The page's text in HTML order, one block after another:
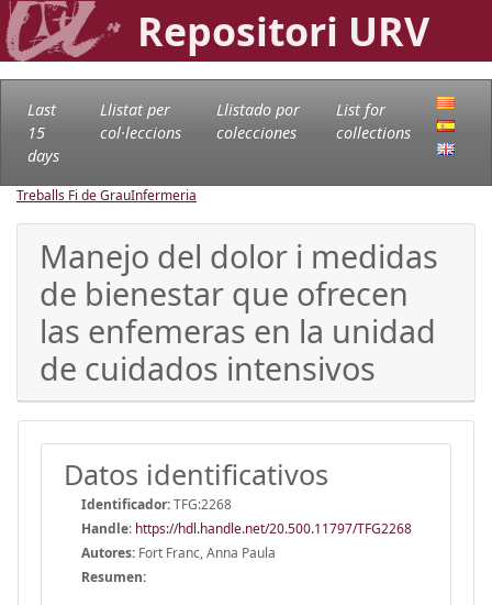
Repositori URV
Last
15
days
Llistat per
col·leccions
Llistado por
colecciones
List for
collections
Treballs Fi de GrauInfermeria
Manejo del dolor i medidas
de bienestar que ofrecen
las enfemeras en la unidad
de cuidados intensivos
Datos identificativos
Identificador:TFG:2268
Handle: https://hdl.handle.net/20.500.11797/TFG2268
Autores: Fort Franc, Anna Paula
Resumen: